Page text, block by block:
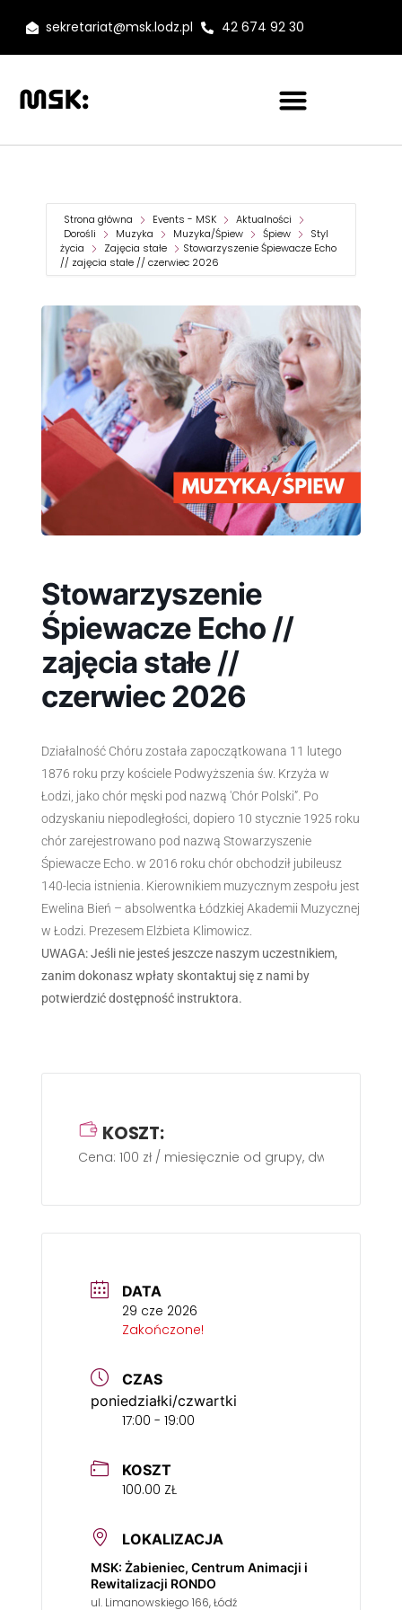
sekretariat@msk.lodz.pl 42 674 92 30
Strona główna Events - MSK
Aktualności
Dorośli
Muzyka Muzyka/Śpiew Śpiew
Styl
życia
Zajęcia stałe
Stowarzyszenie Śpiewacze Echo
// zajęcia stałe // czerwiec 2026
Stowarzyszenie
Śpiewacze Echo //
zajęcia stałe //
czerwiec 2026
Działalność Chóru została zapoczątkowana 11 lutego
1876 roku przy kościele Podwyższenia św. Krzyża w
Łodzi, jako chór męski pod nazwą 'Chór Polski”. Po
odzyskaniu niepodległości, dopiero 10 stycznie 1925 roku
chór zarejestrowano pod nazwą Stowarzyszenie
Śpiewacze Echo. w 2016 roku chór obchodził jubileusz
140-lecia istnienia. Kierownikiem muzycznym zespołu jest
Ewelina Bień – absolwentka Łódzkiej Akademii Muzycznej
w Łodzi. Prezesem Elżbieta Klimowicz.
UWAGA: Jeśli nie jesteś jeszcze naszym uczestnikiem,
zanim dokonasz wpłaty skontaktuj się z nami by
potwierdzić dostępność instruktora.
KOSZT:
Cena: 100 zł / miesięcznie od grupy, dwa razy w
DATA
29 cze 2026
Zakończone!
CZAS
poniedziałki/czwartki
17:00 - 19:00
KOSZT
100.00 ZŁ
LOKALIZACJA
MSK: Żabieniec, Centrum Animacji i
Rewitalizacji RONDO
ul. Limanowskiego 166, Łódź